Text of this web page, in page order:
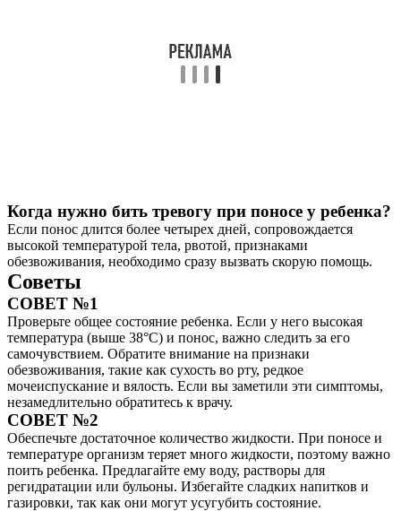
Когда нужно бить тревогу при поносе у ребенка?
Если понос длится более четырех дней, сопровождается
высокой температурой тела, рвотой, признаками
обезвоживания, необходимо сразу вызвать скорую помощь.
Советы
СОВЕТ №1
Проверьте общее состояние ребенка. Если у него высокая
температура (выше 38°C) и понос, важно следить за его
самочувствием. Обратите внимание на признаки
обезвоживания, такие как сухость во рту, редкое
мочеиспускание и вялость. Если вы заметили эти симптомы,
незамедлительно обратитесь к врачу.
СОВЕТ №2
Обеспечьте достаточное количество жидкости. При поносе и
температуре организм теряет много жидкости, поэтому важно
поить ребенка. Предлагайте ему воду, растворы для
регидратации или бульоны. Избегайте сладких напитков и
газировки, так как они могут усугубить состояние.